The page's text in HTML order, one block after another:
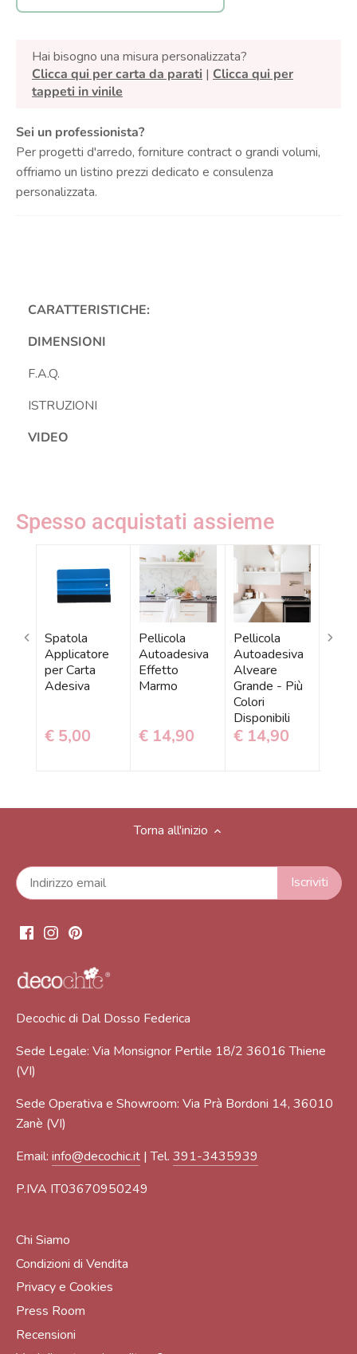
Hai bisogno una misura personalizzata?
Clicca qui per carta da parati | Clicca qui per
tappeti in vinile
Sei un professionista?
Per progetti d'arredo, forniture contract o grandi volumi,
offriamo un listino prezzi dedicato e consulenza
personalizzata.
CARATTERISTICHE:
DIMENSIONI
F.A.Q.
ISTRUZIONI
VIDEO
Spesso acquistati assieme
Spatola
Applicatore
per Carta
Adesiva
€ 5,00
Pellicola
Autoadesiva
Effetto
Marmo
€ 14,90
Pellicola
Autoadesiva
Alveare
Grande - Più
Colori
Disponibili
€ 14,90
Torna all'inizio
Decochic di Dal Dosso Federica
Sede Legale: Via Monsignor Pertile 18/2 36016 Thiene
(VI)
Sede Operativa e Showroom: Via Prà Bordoni 14, 36010
Zanè (VI)
Email: info@decochic.it | Tel. 391-3435939
P.IVA IT03670950249
Chi Siamo
Condizioni di Vendita
Privacy e Cookies
Press Room
Recensioni